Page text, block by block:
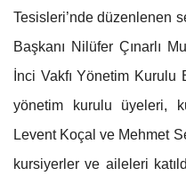
Tesisleri’nde düzenlenen
Başkanı Nilüfer Çınarlı
İnci Vakfı Yönetim
yönetim kurulu üyeleri,
Levent Koçal ve Mehmet
kursiyerler ve aileleri